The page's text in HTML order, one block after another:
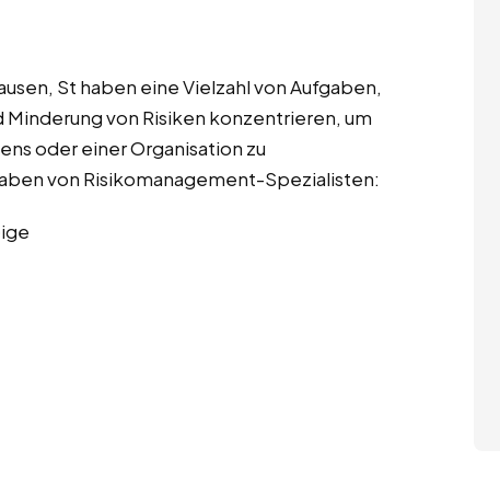
St haben eine Vielzahl von Aufgaben,
von Risiken konzentrieren, um
oder einer Organisation zu
von Risikomanagement-Spezialisten: